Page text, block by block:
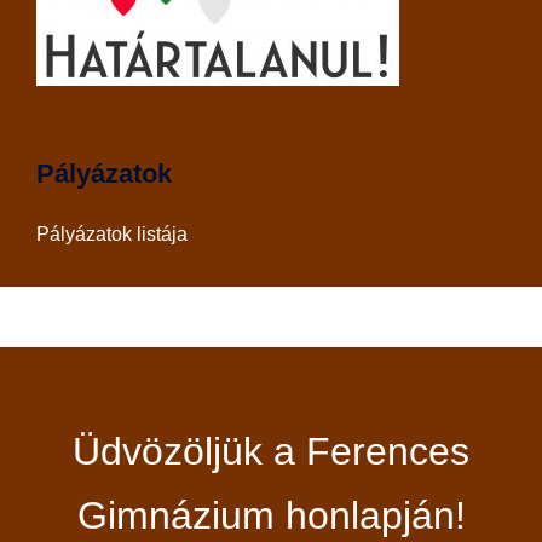
Pályázatok
Pályázatok listája
Üdvözöljük a Ferences
Gimnázium honlapján!